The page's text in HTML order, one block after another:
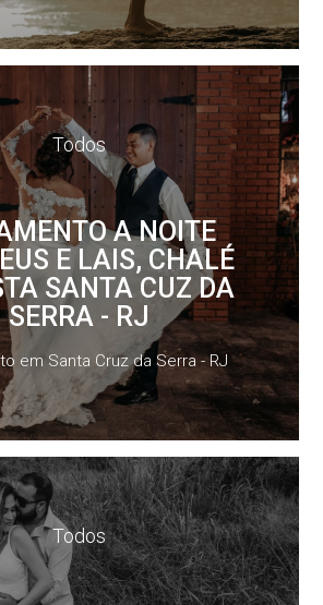
Todos
A NOITE
E LAIS, CHALÉ
SANTA CUZ DA
SERRA - RJ
em Santa Cruz da Serra - RJ
Todos